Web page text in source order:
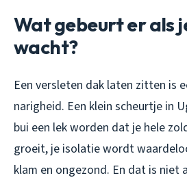
Wat gebeurt er als
wacht?
Een versleten dak laten zitten is
narigheid. Een klein scheurtje in
bui een lek worden dat je hele
groeit, je isolatie wordt
klam en ongezond. En dat is niet